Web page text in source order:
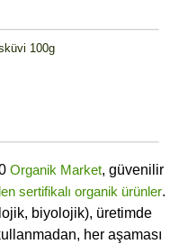
100g
Organik Market, güvenilir
sertifikalı organik ürünler.
biyolojik), üretimde
her aşaması